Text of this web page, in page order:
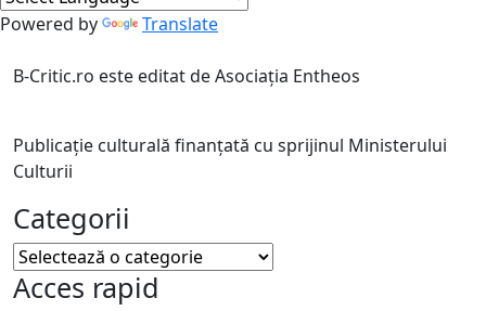
Powered by Translate
B-Critic.ro este editat de Asociația Entheos
Publicație culturală finanțată cu sprijinul Ministerului
Culturii
Categorii
Categorii
Acces rapid